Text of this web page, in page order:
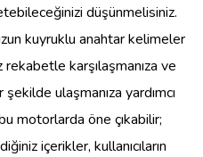
düşünmelisiniz.
kuyruklu anahtar kelimeler
karşılaşmanıza ve
ulaşmanıza yardımcı
motorlarda öne çıkabilir;
içerikler, kullanıcıların